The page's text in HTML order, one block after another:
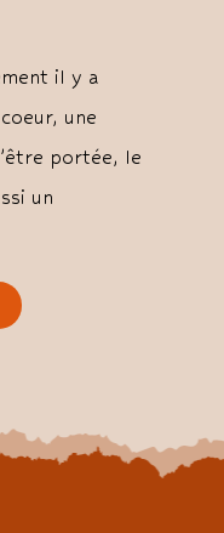
il y a
une
portée, le
un